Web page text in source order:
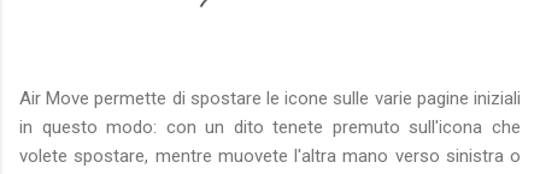
Air Move permette di spostare le icone sulle varie pagine iniziali
in questo modo: con un dito tenete premuto sull'icona che
volete spostare, mentre muovete l'altra mano verso sinistra o